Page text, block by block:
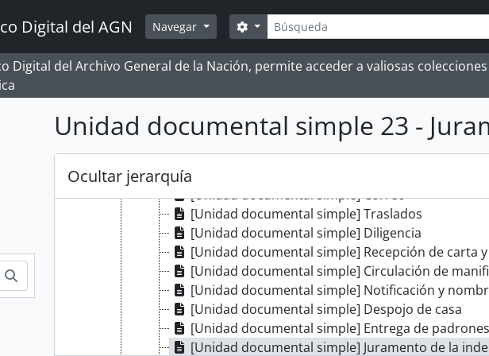
Digital del AGN Navegar Búsqueda
Search options
Digital del Archivo General de la Nación, permite acceder a valiosas
Unidad documental simple 23 -
Ocultar jerarquía
[Unidad documental simple] Circulación de
[Unidad documental simple] Pésame/Asuntos
[Unidad documental simple] Razón glosada y
[Unidad documental simple] Testamentaría
[Unidad documental simple] Cárcel
[Unidad documental simple] Pago de
[Unidad documental simple] Remisión de cuentas
[Unidad documental simple] Depósito de cantidad
[Unidad documental simple] Correo
[Unidad documental simple] Traslados
[Unidad documental simple] Diligencia
[Unidad documental simple] Recepción de carta
[Unidad documental simple] Circulación de
[Unidad documental simple] Notificación y
[Unidad documental simple] Despojo de casa
[Unidad documental simple] Entrega de padrones
[Unidad documental simple] Juramento de la